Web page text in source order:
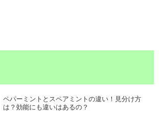
ペパーミントとスペアミントの違い！見分け方
は？効能にも違いはあるの？